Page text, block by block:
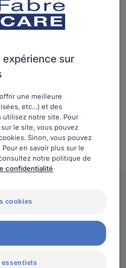
du moment
expérience sur
une meilleure
etc...) et des
utilisez notre site. Pour
le site, vous pouvez
Sinon, vous pouvez
en savoir plus sur le
notre politique de
confidentialité
cookies
essentiels